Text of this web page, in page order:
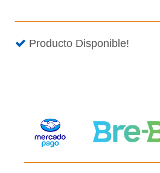
Producto Disponible!